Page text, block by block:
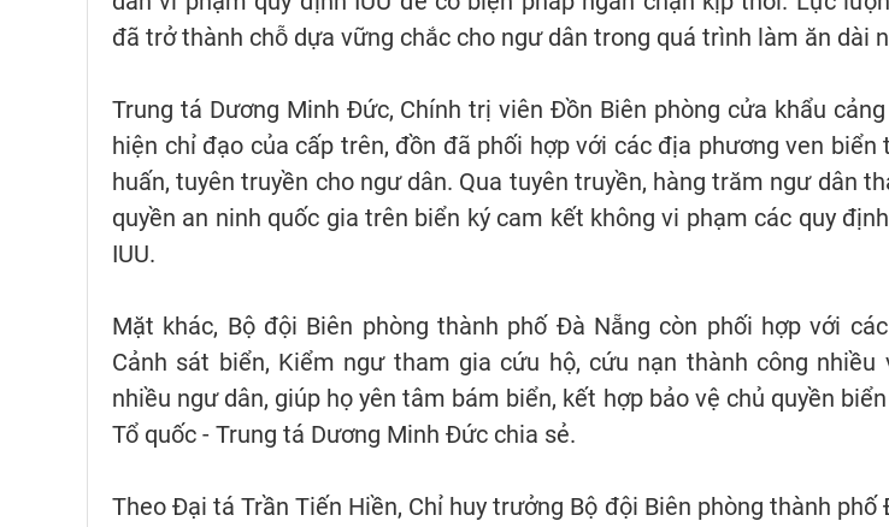
đã trở thành chỗ dựa vững chắc cho ngư dân trong quá trình làm ăn dài
Trung tá Dương Minh Đức, Chính trị viên Đồn Biên phòng cửa khẩu
hiện chỉ đạo của cấp trên, đồn đã phối hợp với các địa phương ven
huấn, tuyên truyền cho ngư dân. Qua tuyên truyền, hàng trăm ngư dân
quyền an ninh quốc gia trên biển ký cam kết không vi phạm các quy
IUU.
Mặt khác, Bộ đội Biên phòng thành phố Đà Nẵng còn phối hợp với
Cảnh sát biển, Kiểm ngư tham gia cứu hộ, cứu nạn thành công nhiều
nhiều ngư dân, giúp họ yên tâm bám biển, kết hợp bảo vệ chủ quyền
Tổ quốc - Trung tá Dương Minh Đức chia sẻ.
Theo Đại tá Trần Tiến Hiền, Chỉ huy trưởng Bộ đội Biên phòng thành phố